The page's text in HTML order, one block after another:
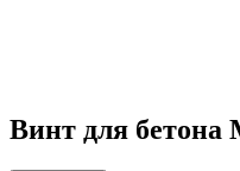
Винт для бетона